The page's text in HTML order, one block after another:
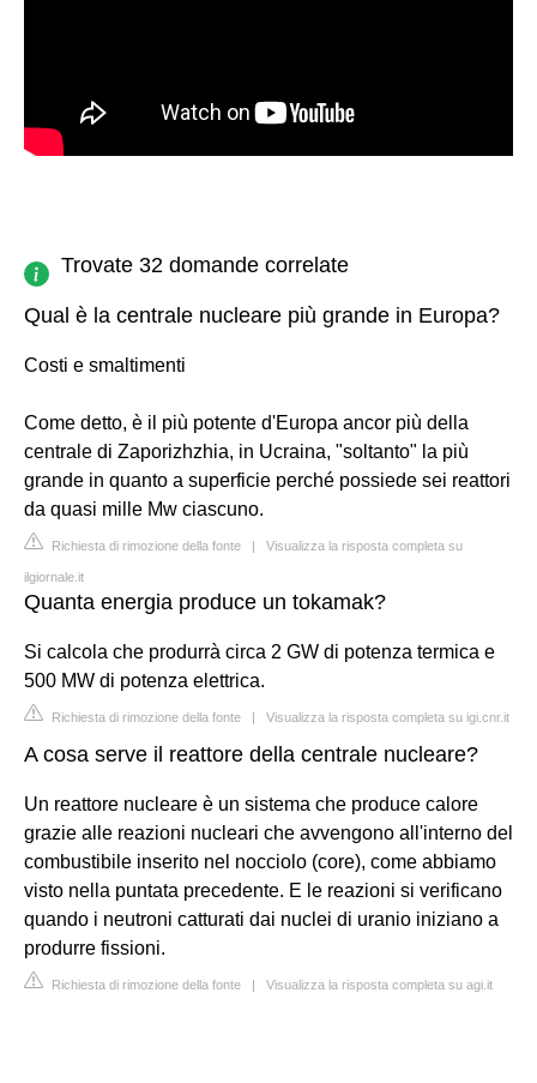
Trovate 32 domande correlate
Qual è la centrale nucleare più grande in Europa?
Costi e smaltimenti
Come detto, è il più potente d'Europa ancor più della
centrale di Zaporizhzhia, in Ucraina, "soltanto" la più
grande in quanto a superficie perché possiede sei reattori
da quasi mille Mw ciascuno.
Richiesta di rimozione della fonte | Visualizza la risposta completa su
ilgiornale.it
Quanta energia produce un tokamak?
Si calcola che produrrà circa 2 GW di potenza termica e
500 MW di potenza elettrica.
Richiesta di rimozione della fonte | Visualizza la risposta completa su igi.cnr.it
A cosa serve il reattore della centrale nucleare?
Un reattore nucleare è un sistema che produce calore
grazie alle reazioni nucleari che avvengono all'interno del
combustibile inserito nel nocciolo (core), come abbiamo
visto nella puntata precedente. E le reazioni si verificano
quando i neutroni catturati dai nuclei di uranio iniziano a
produrre fissioni.
Richiesta di rimozione della fonte | Visualizza la risposta completa su agi.it